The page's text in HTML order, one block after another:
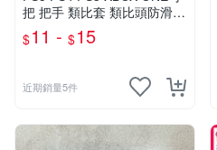
把 把手 類比套 類比頭防滑保
護套 香菇 磨菇頭 搖杆防塵套
【台中大眾電玩】
$11 - $15
近期銷量5件